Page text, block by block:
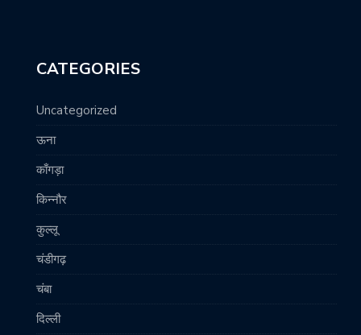
CATEGORIES
Uncategorized
ऊना
काँगड़ा
किन्नौर
कुल्लू
चंडीगढ़
चंबा
दिल्ली